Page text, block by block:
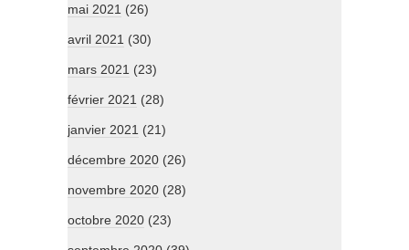
mai 2021 (26)
avril 2021 (30)
mars 2021 (23)
février 2021 (28)
janvier 2021 (21)
décembre 2020 (26)
novembre 2020 (28)
octobre 2020 (23)